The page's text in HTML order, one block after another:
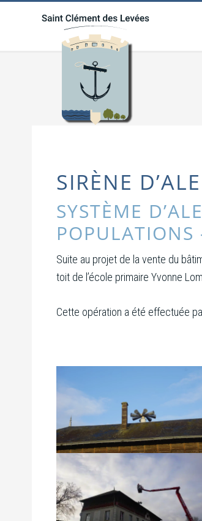
SIRÈNE
SYSTÈME
POPULATIONS
Suite au projet de la vente du
toit de l’école primaire Yvonne
Cette opération a été effectuée